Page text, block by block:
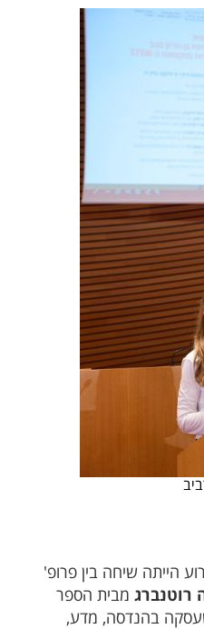
הייתה שיחה בין פרופ'
רוטנברג מבית הספר
בהנדסה, מדע,